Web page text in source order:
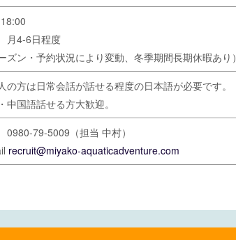
4-6日程度
ーズン・予約状況により変動、冬季期間長期休暇あり）
の方は日常会話が話せる程度の日本語が必要です。
中国語話せる方大歓迎。
79-5009（担当 中村）
recruit@miyako-aquaticadventure.com